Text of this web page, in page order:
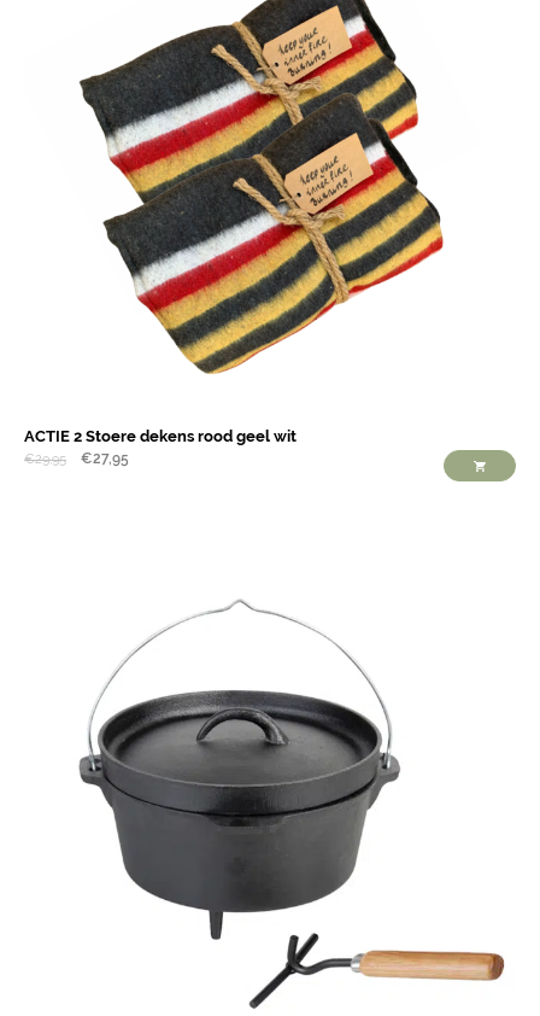
ACTIE 2 Stoere dekens rood geel wit
€29,95 €27,95